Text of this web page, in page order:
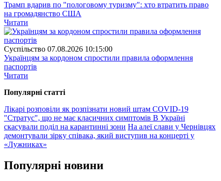
Трамп вдарив по "пологовому туризму": хто втратить право
на громадянство США
Читати
Суспiльство 07.08.2026 10:15:00
Українцям за кордоном спростили правила оформлення
паспортів
Читати
Популярнi статтi
Лікарі розповіли як розпізнати новий штам COVID-19
"Стратус", що не має класичних симптомів В Україні
скасували поділ на карантинні зони На алеї слави у Чернівцях
демонтували зірку співака, який виступив на концерті у
«Лужниках»
Популярнi новини